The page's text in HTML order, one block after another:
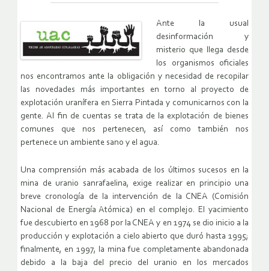
Ante la usual
desinformación y
misterio que llega desde
los organismos oficiales
nos encontramos ante la obligación y necesidad de recopilar
las novedades más importantes en torno al proyecto de
explotación uranífera en Sierra Pintada y comunicarnos con la
gente. Al fin de cuentas se trata de la explotación de bienes
comunes que nos pertenecen, así como también nos
pertenece un ambiente sano y el agua.
Una comprensión más acabada de los últimos sucesos en la
mina de uranio sanrafaelina, exige realizar en principio una
breve cronología de la intervención de la CNEA (Comisión
Nacional de Energía Atómica) en el complejo. El yacimiento
fue descubierto en 1968 por la CNEA y en 1974 se dio inicio a la
producción y explotación a cielo abierto que duró hasta 1995;
finalmente, en 1997, la mina fue completamente abandonada
debido a la baja del precio del uranio en los mercados